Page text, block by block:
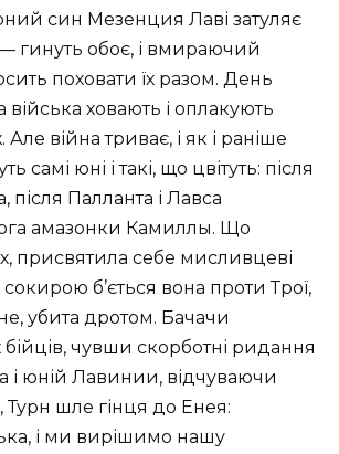
син Мезенция Лаві затуляє
гинуть обоє, і вмираючий
поховати їх разом. День
війська ховають і оплакують
Але війна триває, і як і раніше
самі юні і такі, що цвітуть: після
після Палланта і Лавса
амазонки Камиллы. Що
присвятила себе мисливцеві
сокирою б’ється вона проти Трої,
убита дротом. Бачачи
бійців, чувши скорботні ридання
і юній Лавинии, відчуваючи
Турн шле гінця до Енея:
і ми вирішимо нашу